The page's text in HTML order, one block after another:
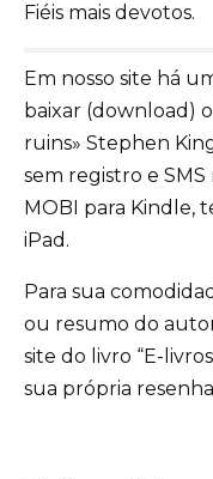
Fiéis mais devotos.
Em nosso site há
baixar (download)
ruins» Stephen
sem registro e
MOBI para Kindle,
iPad.
Para sua
ou resumo do
site do livro “E-
sua própria